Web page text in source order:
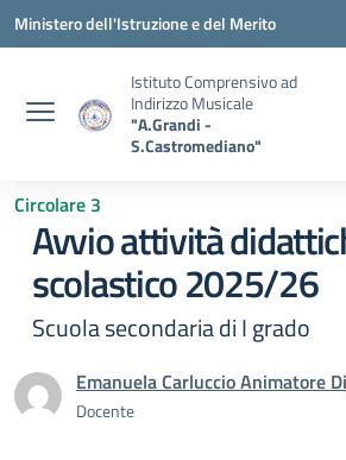
Vai ai contenuti
Vai al menu di navigazione
Vai al footer
Ministero dell'Istruzione e del Merito
Istituto Comprensivo ad
Indirizzo Musicale
"A.Grandi -
S.Castromediano"
Circolare 3
Avvio attività
scolastico 2025/26
Scuola secondaria di I grado
Emanuela Carluccio Animatore
Docente